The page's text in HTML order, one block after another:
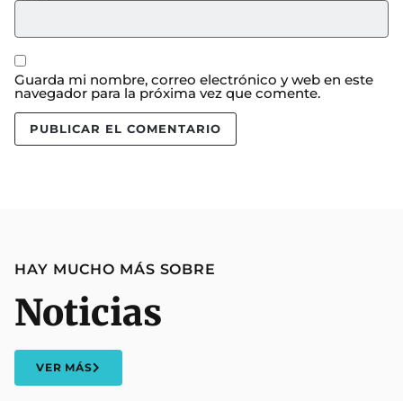
Guarda mi nombre, correo electrónico y web en este
navegador para la próxima vez que comente.
HAY MUCHO MÁS SOBRE
Noticias
VER MÁS